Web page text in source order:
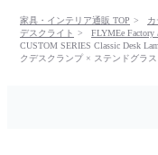
家具・インテリア通販 TOP
デスクライト
FLYMEe
CUSTOM SERIES Classic Desk
クデスクランプ × ステンドグラス